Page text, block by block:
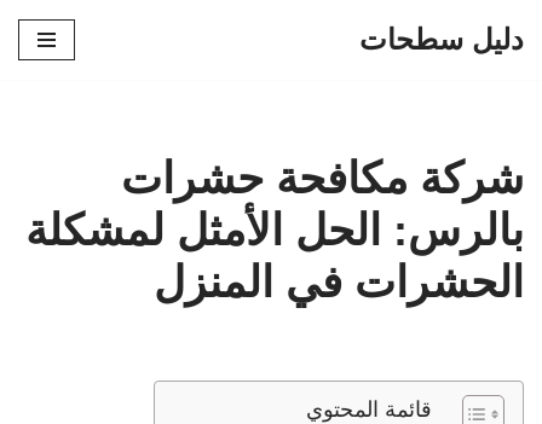
دليل سطحات
شركة مكافحة حشرات
بالرس: الحل الأمثل لمشكلة
الحشرات في المنزل
قائمة المحتوي